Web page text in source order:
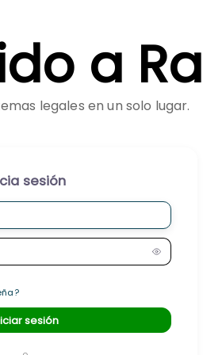
a
legales en un solo lugar.
sesión
sesión